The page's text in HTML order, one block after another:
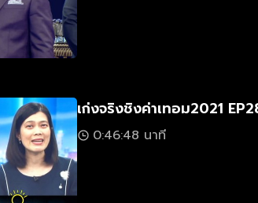
เก่งจริงชิงค่าเทอม2021
0:46:48 นาที